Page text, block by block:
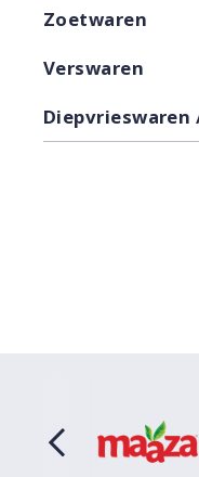
Zoetwaren
Verswaren
Diepvrieswaren